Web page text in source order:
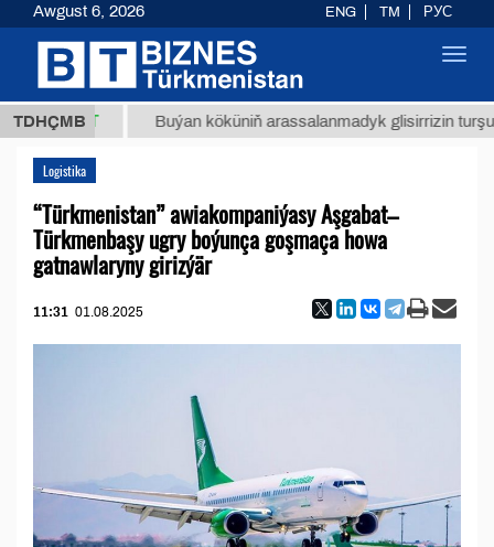
TDHÇMB
ТМТ Buýan köküniň arassalanmadyk glisirrizin turşusy (t.)
Logistika
“Türkmenistan” awiakompaniýasy Aşgabat–
Türkmenbaşy ugry boýunça goşmaça howa
gatnawlaryny girizýär
11:31 01.08.2025
Awgust 6, 2026 ENG TM РУС